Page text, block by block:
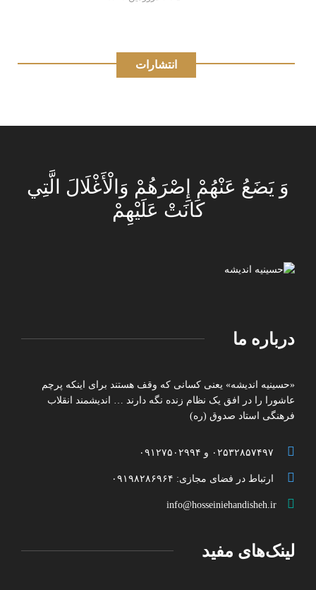
انتشارات
وَ يَضَعُ عَنْهُمْ إِصْرَهُمْ وَالْأَغْلَالَ الَّتِي
كَانَتْ عَلَيْهِمْ
درباره ما
«حسینیه اندیشه» یعنی کسانی که وقف هستند برای اینکه پرچم
عاشورا را در افق یک نظام زنده نگه دارند … اندیشمند انقلاب
فرهنگی استاد صدوق (ره)
ارتباط در فضای مجازی: ۰۹۱۹۸۲۸۶۹۶۴
info@hosseiniehandisheh.ir
لینک‌های مفید